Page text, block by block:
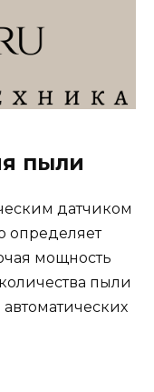
пыли
датчиком
определяет
мощность
пыли
автоматических